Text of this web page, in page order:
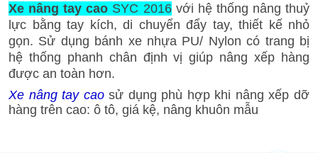
Xe nâng tay cao SYC 2016với hệ thống nâng thuỷ
lực bằng tay kích, di chuyển đẩy tay, thiết kế nhỏ
gọn. Sử dụng bánh xe nhựa PU/ Nylon có trang bị
hệ thống phanh chân định vị giúp nâng xếp hàng
được an toàn hơn.
Xe nâng tay caosử dụng phù hợp khi nâng xếp dỡ
hàng trên cao: ô tô, giá kệ, nâng khuôn mẫu